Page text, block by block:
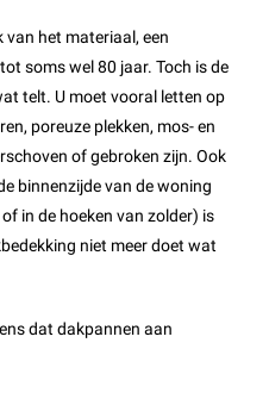
van het materiaal, een
soms wel 80 jaar. Toch is de
telt. U moet vooral letten op
poreuze plekken, mos- en
of gebroken zijn. Ook
binnenzijde van de woning
in de hoeken van zolder) is
niet meer doet wat
dat dakpannen aan